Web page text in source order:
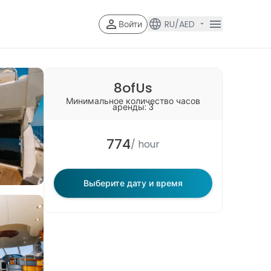
Войти RU/AED
8ofUs
Минимальное количество часов
аренды: 3
774/ hour
Выберите дату и время